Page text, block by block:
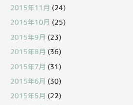
2015年11月 (24)
2015年10月 (25)
2015年9月 (23)
2015年8月 (36)
2015年7月 (31)
2015年6月 (30)
2015年5月 (22)